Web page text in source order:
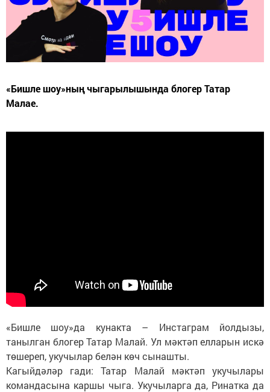
«Бишле шоу»ның чыгарылышында блогер Татар
Малае.
«Бишле шоу»да кунакта – Инстаграм йолдызы,
танылган блогер Татар Малай. Ул мәктәп елларын искә
төшереп, укучылар белән көч сынашты.
Кагыйдәләр гади: Татар Малай мәктәп укучылары
командасына каршы чыга. Укучыларга да, Ринатка да